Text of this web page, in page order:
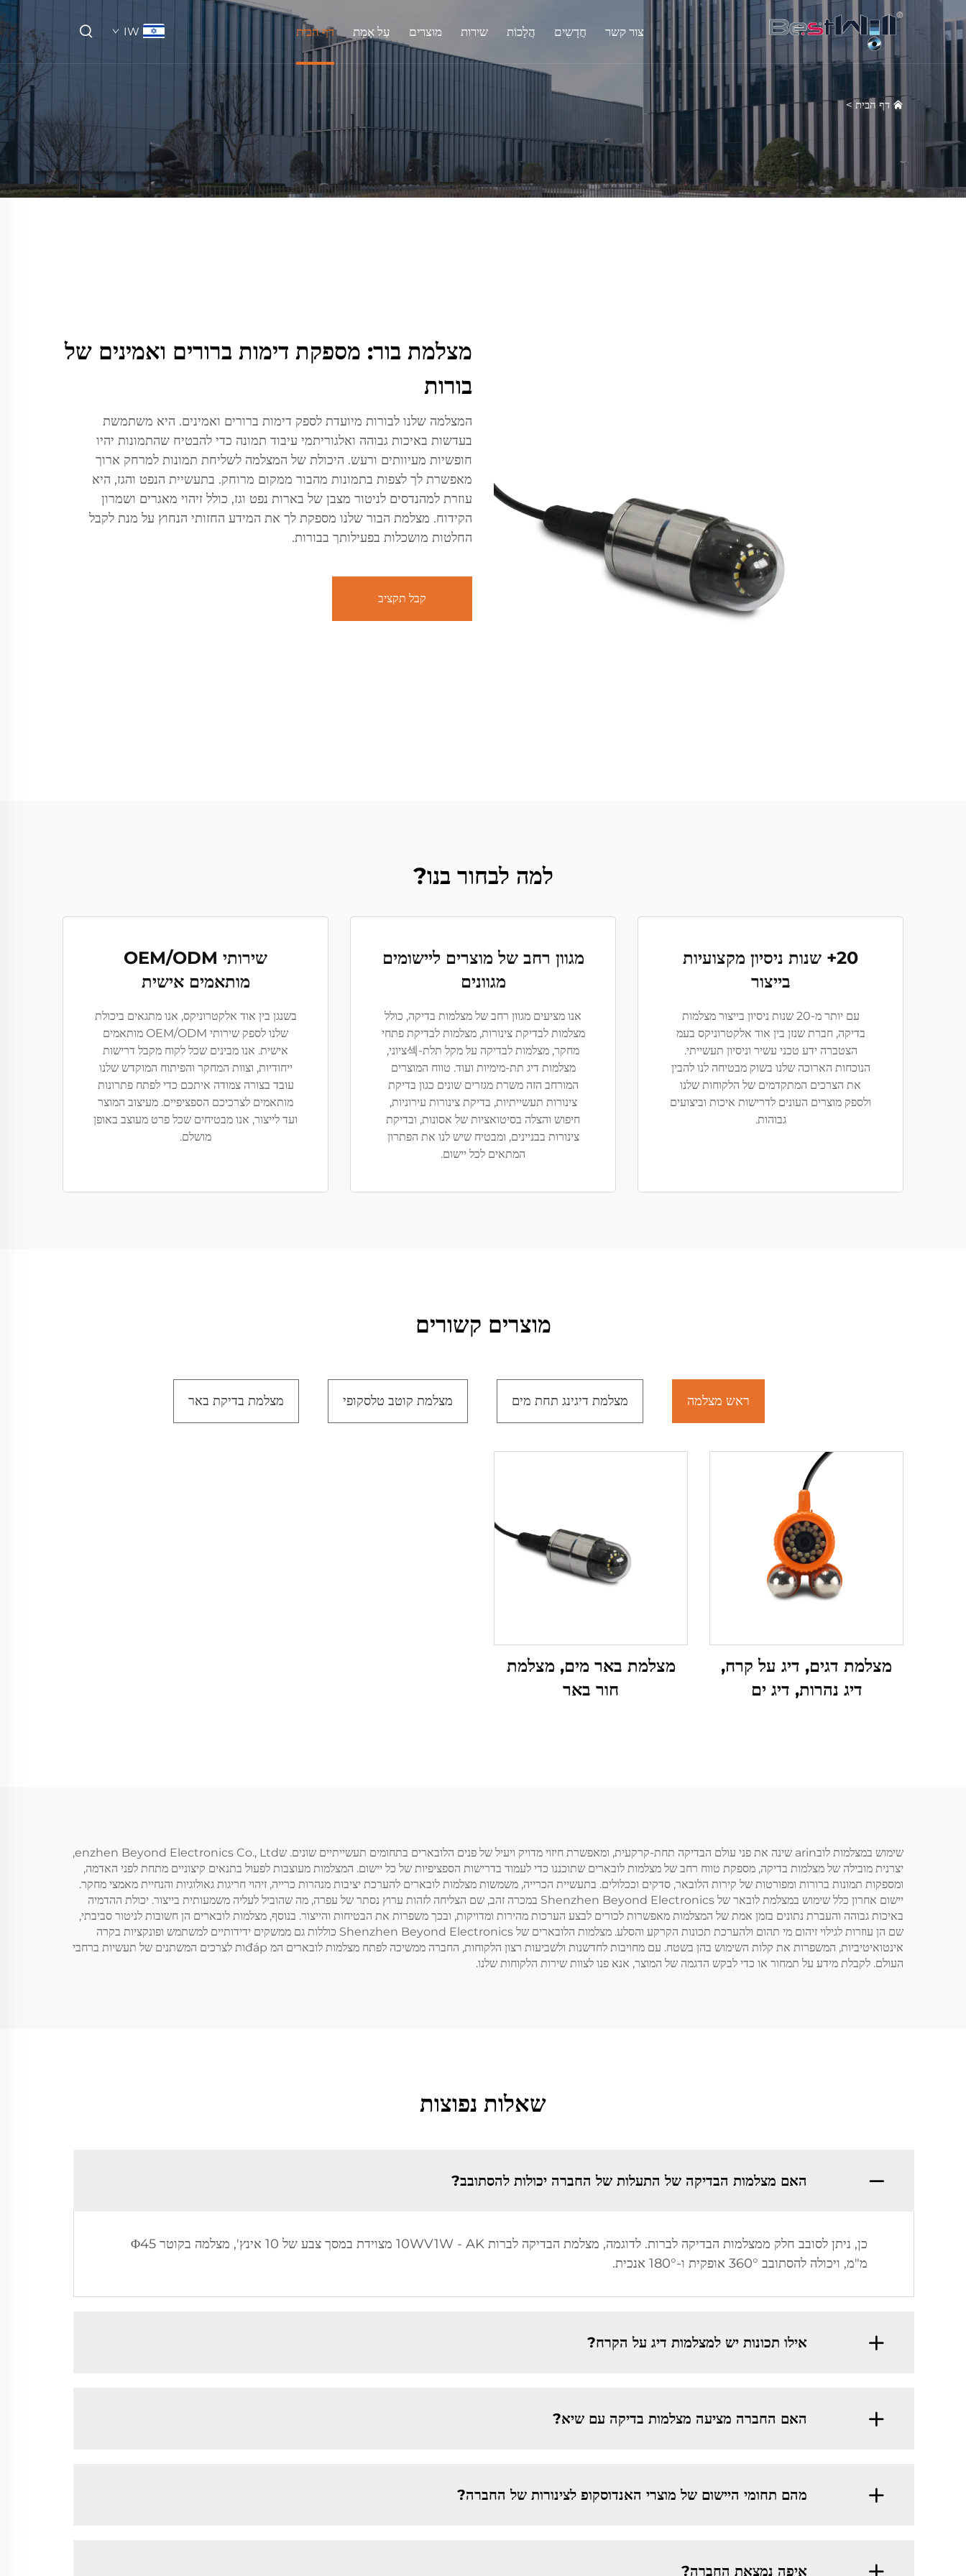
דף הבית עַל אָמַת מוצרים שירות הֲלָכוֹת חֲדָשִים צור קשר IW
דף הבית >
מצלמת בור: מספקת דימות ברורים ואמינים של
בורות
המצלמה שלנו לבורות מיועדת לספק דימות ברורים ואמינים. היא משתמשת
בעדשות באיכות גבוהה ואלגוריתמי עיבוד תמונה כדי להבטיח שהתמונות יהיו
חופשיות מעיוותים ורעש. היכולת של המצלמה לשליחת תמונות למרחק ארוך
מאפשרת לך לצפות בתמונות מהבור ממקום מרוחק. בתעשיית הנפט והגז, היא
עוזרת למהנדסים לניטור מצבן של בארות נפט וגז, כולל זיהוי מאגרים ושמרון
הקידוח. מצלמת הבור שלנו מספקת לך את המידע החזותי הנחוץ על מנת לקבל
החלטות מושכלות בפעילותך בבורות.
קבל תקציב
למה לבחור בנו?
20+ שנות ניסיון מקצועיות
בייצור
עם יותר מ-20 שנות ניסיון בייצור מצלמות
בדיקה, חברת שנזן בין אוד אלקטרוניקס בעמ
הצטברה ידע טכני עשיר וניסיון תעשייתי.
הנוכחות הארוכה שלנו בשוק מבטיחה לנו להבין
את הצרכים המתקדמים של הלקוחות שלנו
ולספק מוצרים העונים לדרישות איכות וביצועים
גבוהות.
מגוון רחב של מוצרים ליישומים
מגוונים
אנו מציעים מגוון רחב של מצלמות בדיקה, כולל
מצלמות לבדיקת צינורות, מצלמות לבדיקת פתחי
מחקר, מצלמות לבדיקה על מקל תלת-섹ציוני,
מצלמות דיג תת-מימיות ועוד. טווח המוצרים
המורחב הזה משרת מגזרים שונים כגון בדיקת
צינורות תעשייתיות, בדיקת צינורות עירוניות,
חיפוש והצלה בסיטואציות של אסונות, ובדיקת
צינורות בבניינים, ומבטיח שיש לנו את הפתרון
המתאים לכל יישום.
שירותי OEM/ODM
מותאמים אישית
בשנגן בין אוד אלקטרוניקס, אנו מתגאים ביכולת
שלנו לספק שירותי OEM/ODM מותאמים
אישית. אנו מבינים שכל לקוח מקבל דרישות
ייחודיות, וצוות המחקר והפיתוח המוקדש שלנו
עובד בצורה צמודה איתכם כדי לפתח פתרונות
מותאמים לצרכיכם הספציפיים. מעיצוב המוצר
ועד לייצור, אנו מבטיחים שכל פרט מעוצב באופן
מושלם.
מוצרים קשורים
ראש מצלמה מצלמת דיגינג תחת מים מצלמת קוטב טלסקופי מצלמת בדיקת באר
מצלמת דגים, דיג על קרח,
דיג נהרות, דיג ים
מצלמת באר מים, מצלמת
חור באר
שימוש במצלמות לובarin שינה את פני עולם הבדיקה תחת-קרקעית, ומאפשרת חיזוי מדויק ויעיל של פנים הלובארים בתחומים תעשייתיים שונים. שenzhen Beyond Electronics Co., Ltd,
יצרנית מובילה של מצלמות בדיקה, מספקת טווח רחב של מצלמות לובארים שתוכננו כדי לעמוד בדרישות הספציפיות של כל יישום. המצלמות מעוצבות לפעול בתנאים קיצוניים מתחת לפני האדמה,
ומספקות תמונות ברורות ומפורטות של קירות הלובאר, סדקים וככלולים. בתעשיית הכרייה, משמשות מצלמות לובארים להערכת יציבות מנהרות כרייה, זיהוי חריגות גאולוגיות והנחיית מאמצי מחקר.
יישום אחרון כלל שימוש במצלמת לובאר של Shenzhen Beyond Electronics במכרה זהב, שם הצליחה לזהות ערוץ נסתר של עפרה, מה שהוביל לעליה משמעותית בייצור. יכולת ההדמיה
באיכות גבוהה והעברת נתונים בזמן אמת של המצלמות מאפשרות לכורים לבצע הערכות מהירות ומדויקות, ובכך משפרות את הבטיחות והייצור. בנוסף, מצלמות לובארים הן חשובות לניטור סביבתי,
שם הן עוזרות לגילוי זיהום מי תהום ולהערכת תכונות הקרקע והסלע. מצלמות הלובארים של Shenzhen Beyond Electronics כוללות גם ממשקים ידידותיים למשתמש ופונקציות בקרה
אינטואיטיביות, המשפרות את קלות השימוש בהן בשטח. עם מחויבות לחדשנות ולשביעות רצון הלקוחות, החברה ממשיכה לפתח מצלמות לובארים המ đápות לצרכים המשתנים של תעשיות ברחבי
העולם. לקבלת מידע על תמחור או כדי לבקש הדגמה של המוצר, אנא פנו לצוות שירות הלקוחות שלנו.
שאלות נפוצות
האם מצלמות הבדיקה של התעלות של החברה יכולות להסתובב?
כן, ניתן לסובב חלק ממצלמות הבדיקה לברות. לדוגמה, מצלמת הבדיקה לברות 10WV1W - AK מצוידת במסך צבע של 10 אינץ', מצלמה בקוטר Φ45
מ"מ, ויכולה להסתובב 360° אופקית ו-180° אנכית.
אילו תכונות יש למצלמות דיג על הקרח?
האם החברה מציעה מצלמות בדיקה עם שיא?
מהם תחומי היישום של מוצרי האנדוסקופ לצינורות של החברה?
איפה נמצאת החברה?